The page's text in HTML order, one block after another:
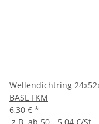
Wellendichtring
BASL FKM
6,30 € *